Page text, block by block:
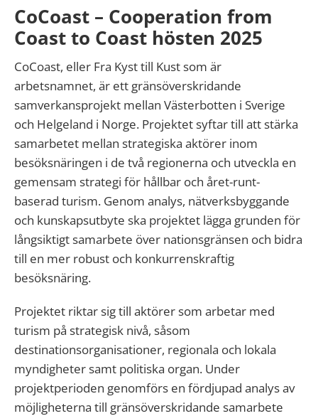
CoCoast – Cooperation from
Coast to Coast hösten 2025
CoCoast, eller Fra Kyst till Kust som är
arbetsnamnet, är ett gränsöverskridande
samverkansprojekt mellan Västerbotten i Sverige
och Helgeland i Norge. Projektet syftar till att stärka
samarbetet mellan strategiska aktörer inom
besöksnäringen i de två regionerna och utveckla en
gemensam strategi för hållbar och året-runt-
baserad turism. Genom analys, nätverksbyggande
och kunskapsutbyte ska projektet lägga grunden för
långsiktigt samarbete över nationsgränsen och bidra
till en mer robust och konkurrenskraftig
besöksnäring.
Projektet riktar sig till aktörer som arbetar med
turism på strategisk nivå, såsom
destinationsorganisationer, regionala och lokala
myndigheter samt politiska organ. Under
projektperioden genomförs en fördjupad analys av
möjligheterna till gränsöverskridande samarbete